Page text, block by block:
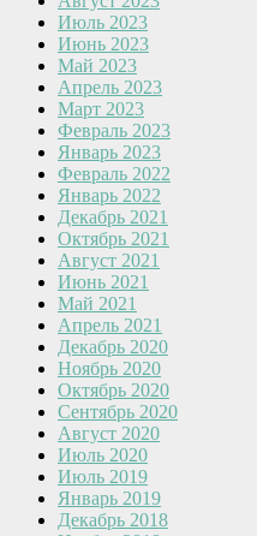
Июль 2023
Июнь 2023
Май 2023
Апрель 2023
Март 2023
Февраль 2023
Январь 2023
Февраль 2022
Январь 2022
Декабрь 2021
Октябрь 2021
Август 2021
Июнь 2021
Май 2021
Апрель 2021
Декабрь 2020
Ноябрь 2020
Октябрь 2020
Сентябрь 2020
Август 2020
Июль 2020
Июль 2019
Январь 2019
Декабрь 2018